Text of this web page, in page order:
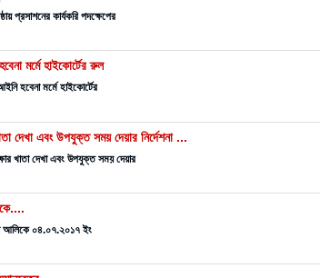
প্রসাশনের কার্যকরি পদক্ষেপের
মর্মে হাইকোর্টের রুল
হবেনা মর্মে হাইকোর্টের
এবং উপযুক্ত সময় দেয়ার নির্দেশনা ...
খাতা দেখা এবং উপযুক্ত সময় দেয়ার
আলিকে ০৪.০৭.২০১৭ ইং